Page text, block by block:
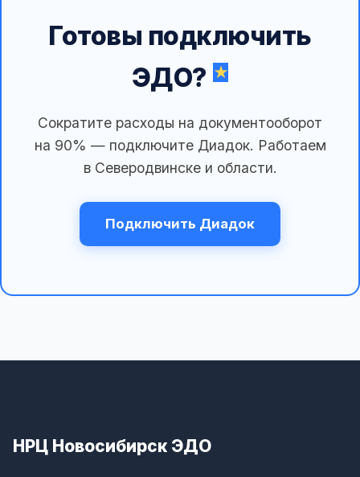
Готовы подключить
ЭДО?
Сократите расходы на документооборот
на 90% — подключите Диадок. Работаем
в Северодвинске и области.
Подключить Диадок
НРЦ Новосибирск ЭДО